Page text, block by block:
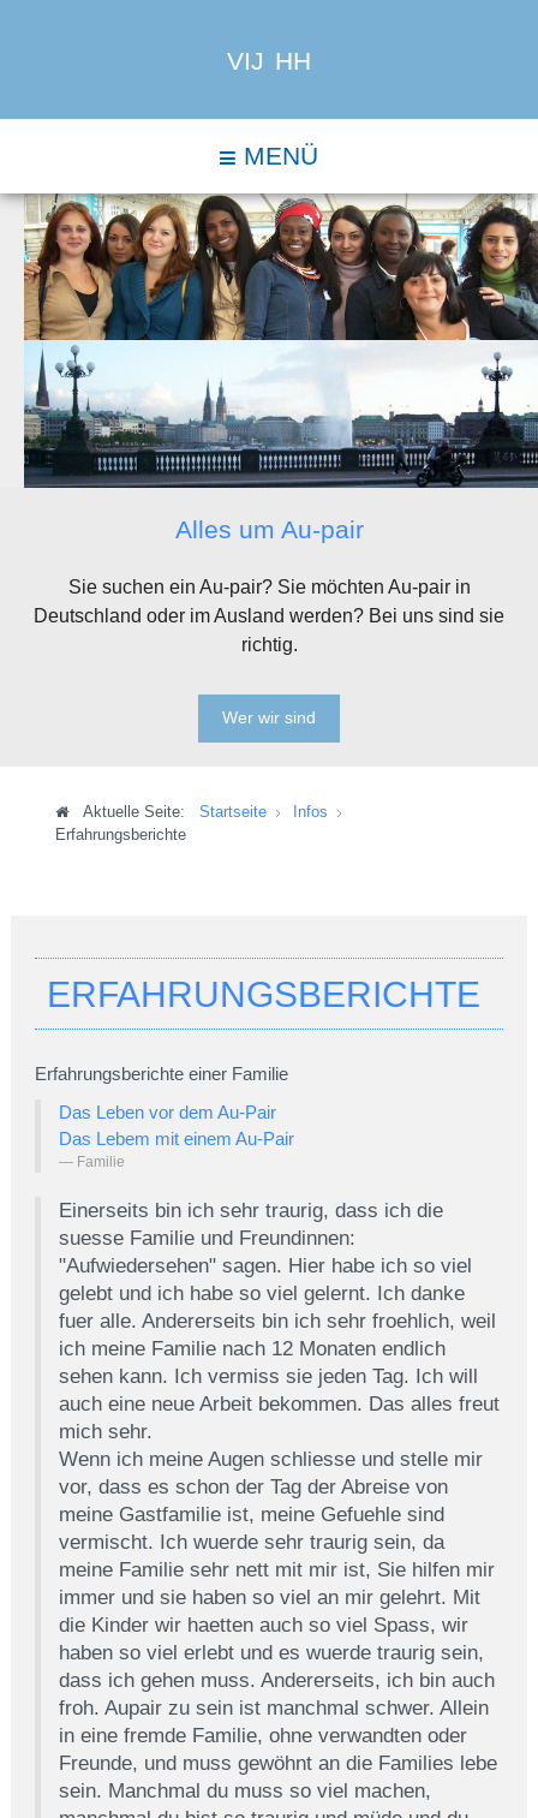
VIJ HH
MENÜ
Alles um Au-pair
Sie suchen ein Au-pair? Sie möchten Au-pair in
Deutschland oder im Ausland werden? Bei uns sind sie
richtig.
Wer wir sind
Aktuelle Seite:Startseite
Infos
Erfahrungsberichte
ERFAHRUNGSBERICHTE
Erfahrungsberichte einer Familie
Das Leben vor dem Au-Pair
Das Lebem mit einem Au-Pair
Familie
Einerseits bin ich sehr traurig, dass ich die
suesse Familie und Freundinnen:
"Aufwiedersehen" sagen. Hier habe ich so viel
gelebt und ich habe so viel gelernt. Ich danke
fuer alle. Andererseits bin ich sehr froehlich, weil
ich meine Familie nach 12 Monaten endlich
sehen kann. Ich vermiss sie jeden Tag. Ich will
auch eine neue Arbeit bekommen. Das alles freut
mich sehr.
Wenn ich meine Augen schliesse und stelle mir
vor, dass es schon der Tag der Abreise von
meine Gastfamilie ist, meine Gefuehle sind
vermischt. Ich wuerde sehr traurig sein, da
meine Familie sehr nett mit mir ist, Sie hilfen mir
immer und sie haben so viel an mir gelehrt. Mit
die Kinder wir haetten auch so viel Spass, wir
haben so viel erlebt und es wuerde traurig sein,
dass ich gehen muss. Andererseits, ich bin auch
froh. Aupair zu sein ist manchmal schwer. Allein
in eine fremde Familie, ohne verwandten oder
Freunde, und muss gewöhnt an die Families lebe
sein. Manchmal du muss so viel machen,